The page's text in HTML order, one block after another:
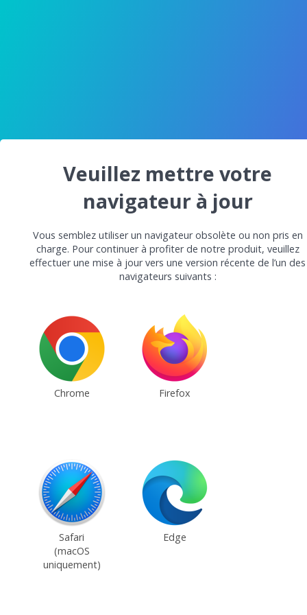
Veuillez mettre votre
navigateur à jour
Vous semblez utiliser un navigateur obsolète ou non pris en
charge. Pour continuer à profiter de notre produit, veuillez
effectuer une mise à jour vers une version récente de l’un des
navigateurs suivants :
Chrome Firefox
Safari
(macOS
uniquement)
Edge